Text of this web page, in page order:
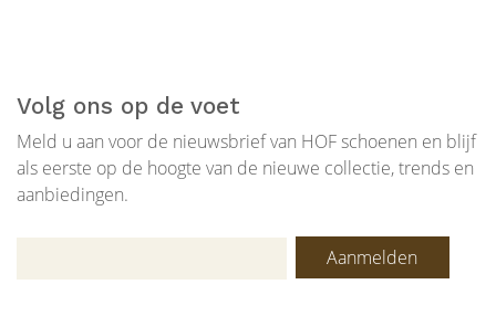
Volg ons op de voet
Meld u aan voor de nieuwsbrief van HOF schoenen en blijf
als eerste op de hoogte van de nieuwe collectie, trends en
aanbiedingen.
Aanmelden